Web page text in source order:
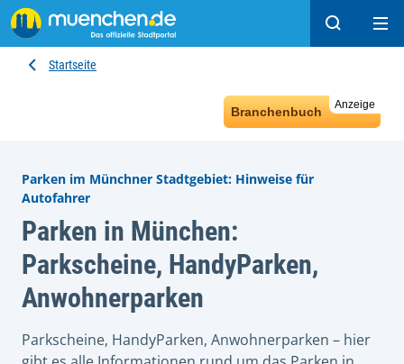
Suchen
Startseite
Anzeige
Branchenbuch
Parken im Münchner Stadtgebiet: Hinweise für
Autofahrer
Parken in München:
Parkscheine, HandyParken,
Anwohnerparken
Parkscheine, HandyParken, Anwohnerparken – hier